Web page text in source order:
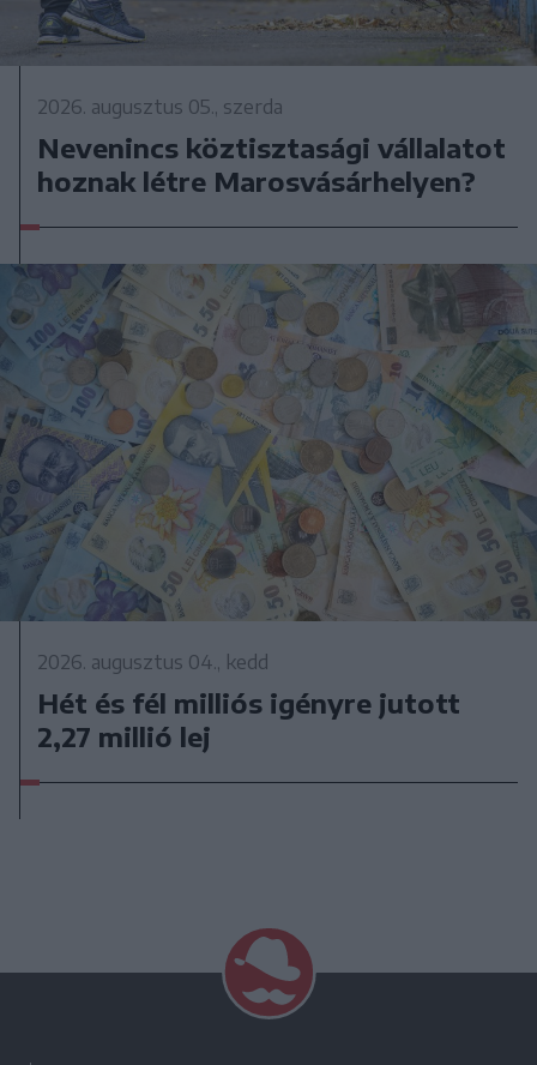
2026. augusztus 05., szerda
Nevenincs köztisztasági vállalatot
hoznak létre Marosvásárhelyen?
2026. augusztus 04., kedd
Hét és fél milliós igényre jutott
2,27 millió lej